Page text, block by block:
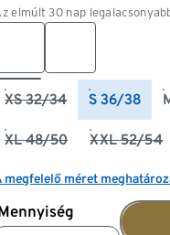
elmúlt 30 nap
XS 32/34 S 36/38
XL 48/50 XXL 52/54
megfelelő méret